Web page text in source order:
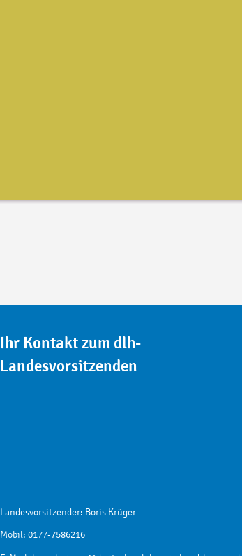
Ihr Kontakt zum dlh-
Landesvorsitzenden
Landesvorsitzender: Boris Krüger
Mobil: 0177-7586216